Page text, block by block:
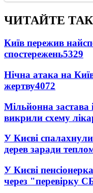
ЧИТАЙТЕ
Київ пережив
спостережень5329
Нічна атака на
жертву4072
Мільйонна застава
викрили схему
У Києві
дерев заради
У Києві
через "перевірку